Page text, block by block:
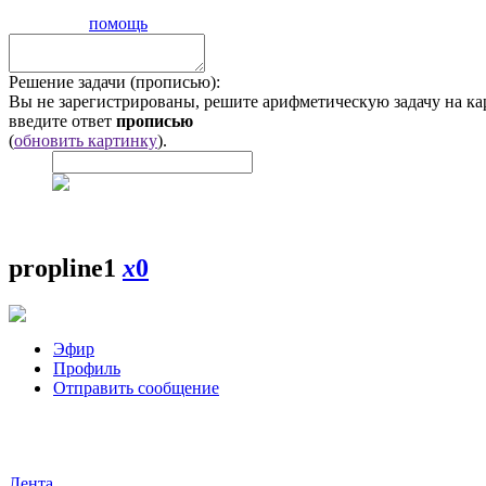
помощь
Решение задачи (прописью):
Вы не зарегистрированы, решите арифметическую задачу на
введите ответ прописью
(обновить картинку).
propline1x0
Эфир
Профиль
Отправить сообщение